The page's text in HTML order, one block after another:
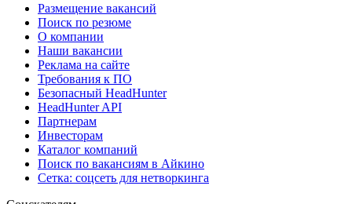
Размещение вакансий
Поиск по резюме
О компании
Наши вакансии
Реклама на сайте
Требования к ПО
Безопасный HeadHunter
HeadHunter API
Партнерам
Инвесторам
Каталог компаний
Поиск по вакансиям в Айкино
Сетка: соцсеть для нетворкинга